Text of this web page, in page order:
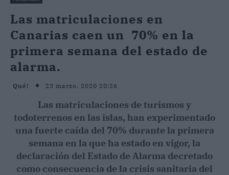
Las matriculaciones en
Canarias caen un 70% en la
primera semana del estado de
alarma.
Qué! 23 marzo, 2020 20:26
Las matriculaciones de turismos y
todoterrenos en las islas, han experimentado
una fuerte caída del 70% durante la primera
semana en la que ha estado en vigor, la
declaración del Estado de Alarma decretado
como consecuencia de la crisis sanitaria del